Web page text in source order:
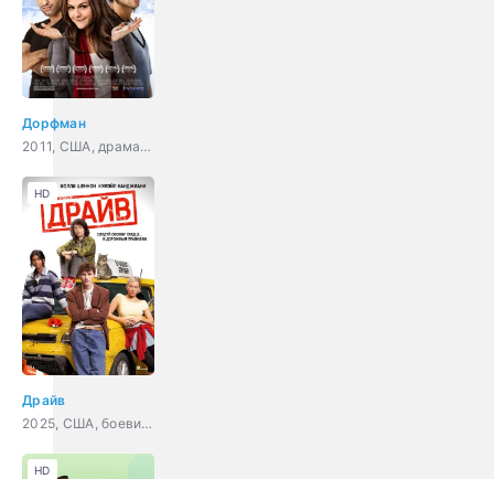
Дорфман
2011, США, драма, мелодрама, комедия
Драйв
2025, США, боевик, мелодрама, комедия
HD
HD